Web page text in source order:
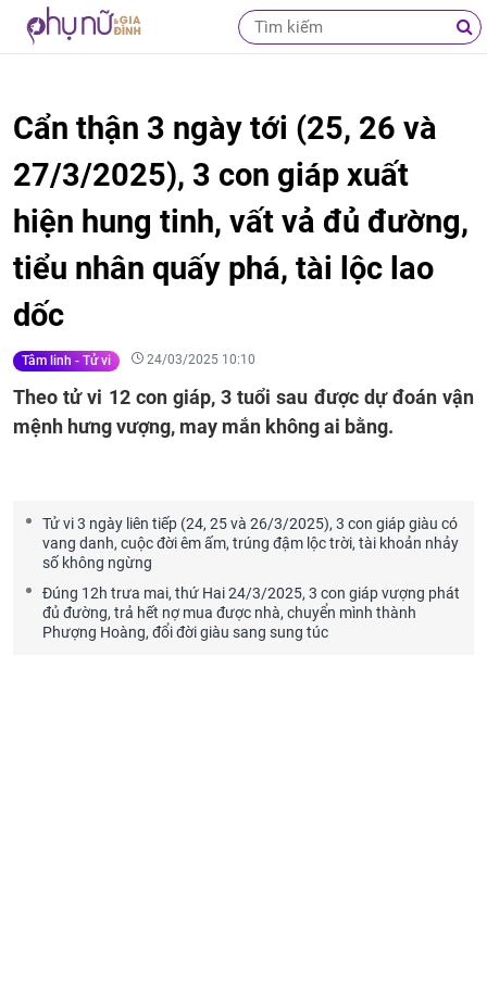
Cẩn thận 3 ngày tới (25, 26 và
27/3/2025), 3 con giáp xuất
hiện hung tinh, vất vả đủ đường,
tiểu nhân quấy phá, tài lộc lao
dốc
Tâm linh - Tử vi 24/03/2025 10:10
Theo tử vi 12 con giáp, 3 tuổi sau được dự đoán vận
mệnh hưng vượng, may mắn không ai bằng.
Tử vi 3 ngày liên tiếp (24, 25 và 26/3/2025), 3 con giáp giàu có
vang danh, cuộc đời êm ấm, trúng đậm lộc trời, tài khoản nhảy
số không ngừng
Đúng 12h trưa mai, thứ Hai 24/3/2025, 3 con giáp vượng phát
đủ đường, trả hết nợ mua được nhà, chuyển mình thành
Phượng Hoàng, đổi đời giàu sang sung túc